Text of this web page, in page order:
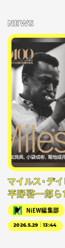
NEWS
マイルス・デ
平野啓一郎ら
NiEW編集部
2026.5.29｜13:44